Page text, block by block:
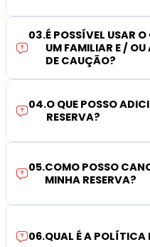
03.É POSSÍVEL USAR
UM FAMILIAR E /
DE CAUÇÃO?
04.O QUE POSSO
RESERVA?
05.COMO POSSO
MINHA RESERVA?
06.QUAL É A POLÍTICA